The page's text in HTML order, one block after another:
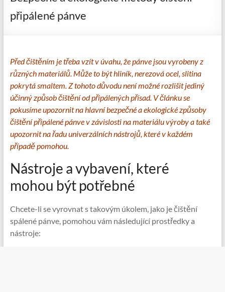
připálené pánve
Před čištěním je třeba vzít v úvahu, že pánve jsou vyrobeny z
různých materiálů. Může to být hliník, nerezová ocel, slitina
pokrytá smaltem. Z tohoto důvodu není možné rozlišit jediný
účinný způsob čištění od připálených přísad. V článku se
pokusíme upozornit na hlavní bezpečné a ekologické způsoby
čištění připálené pánve v závislosti na materiálu výroby a také
upozornit na řadu univerzálních nástrojů, které v každém
případě pomohou.
Nástroje a vybavení, které
mohou být potřebné
Chcete-li se vyrovnat s takovým úkolem, jako je čištění
spálené pánve, pomohou vám následující prostředky a
nástroje: